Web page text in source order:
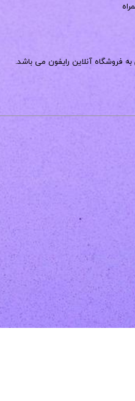
فروشگاه آنلاین رایفون می باشد.